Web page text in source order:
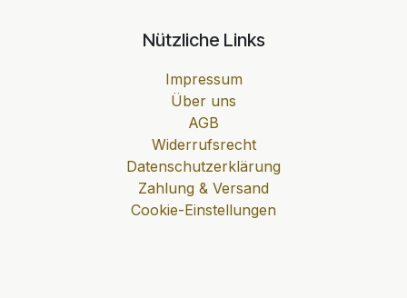
Nützliche Links
Impressum
Über uns
AGB
Widerrufsrecht
Datenschutzerklärung
Zahlung & Versand
Cookie-Einstellungen